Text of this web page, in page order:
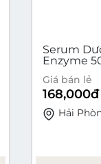
Serum
Enzyme
sóc tóc
Giá bán lẻ
168,000đ
Hải